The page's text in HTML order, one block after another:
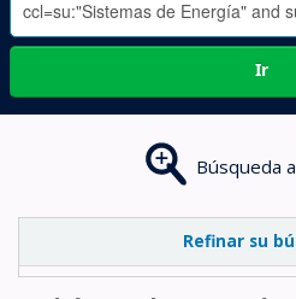
Ir
Búsqueda
Refinar su